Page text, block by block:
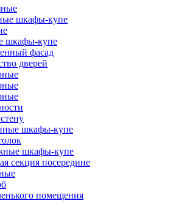
шкафы-купе
шкафы-купе
фасад
дверей
шкафы-купе
шкафы-купе
секция посередине
помещения